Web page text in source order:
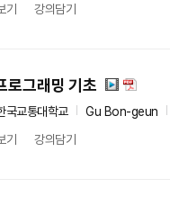
기
강의담기
로그래밍 기초
국교통대학교 Gu Bon-geun
기
강의담기